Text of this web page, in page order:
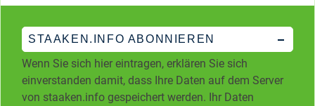
STAAKEN.INFO ABONNIEREN
Wenn Sie sich hier eintragen, erklären Sie sich
einverstanden damit, dass Ihre Daten auf dem Server
von staaken.info gespeichert werden. Ihr Daten